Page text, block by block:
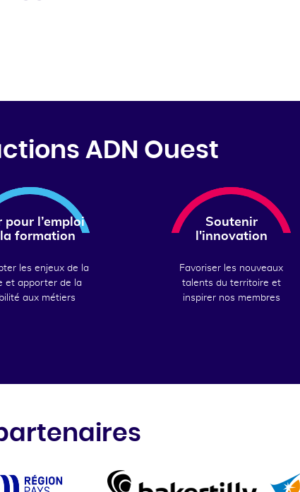
ADN Ouest
pour l’emploi
formation
les enjeux de la
et apporter de la
aux métiers
Soutenir
l'innovation
Favoriser les nouveaux
talents du territoire et
inspirer nos membres